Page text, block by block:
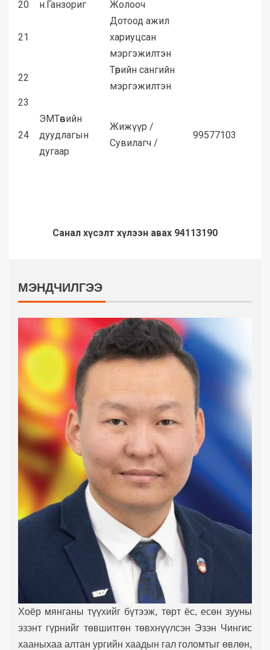
20
н.Ганзориг Жолооч
21
Дотоод ажил
хариуцсан
мэргэжилтэн
22
Төрийн сангийн
мэргэжилтэн
23
24
ЭМТөвийн
дуудлагын
дугаар
Жижүүр /
Сувилагч /
99577103
Санал хүсэлт хүлээн авах 94113190
МЭНДЧИЛГЭЭ
Хоёр мянганы түүхийг бүтээж, төрт ёс, есөн зууны
эзэнт гүрнийг төвшитгөн төвхнүүлсэн Эзэн Чингис
хааныхаа алтан ургийн хаадын гал голомтыг өвлөн,